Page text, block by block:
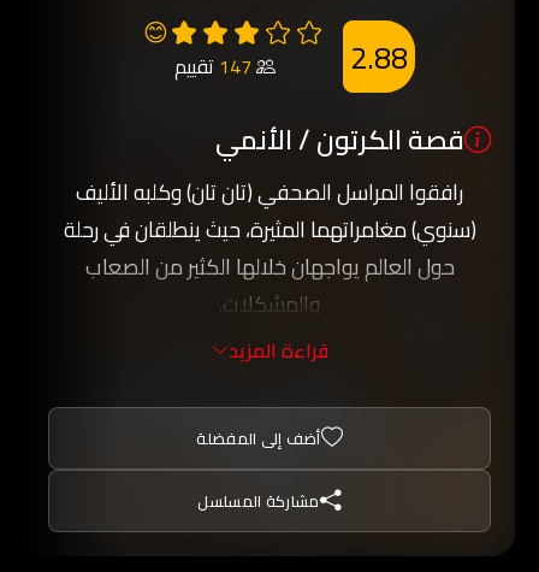
😊
147 تقييم 2.88
قصة الكرتون / الأنمي
رافقوا المراسل الصحفي (تان تان) وكلبه الأليف
(سنوي) مغامراتهما المثيرة، حيث ينطلقان في رحلة
حول العالم يواجهان خلالها الكثير من الصعاب
والمشكلات.
حيثما يحل (تان تان) وصديقه الكلب (سنوي)، تعترضهما
عليها, ؛ فيعملان كفريق متعاون، وعندما يستعصي
عليهما حل المشكلات، يلجأ (تان تان) إلى أصدقائه
المقربين الذين لا يترددون في مساعدته.
قراءة المزيد
أضف إلى المفضلة
مشاركة المسلسل